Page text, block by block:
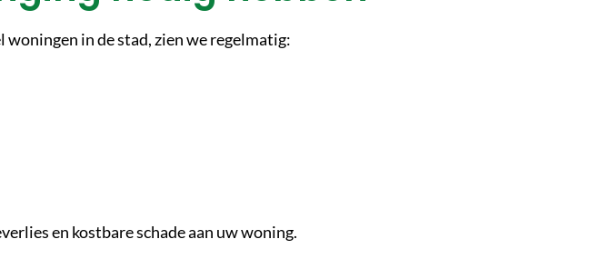
in de stad, zien we regelmatig:
en kostbare schade aan uw woning.